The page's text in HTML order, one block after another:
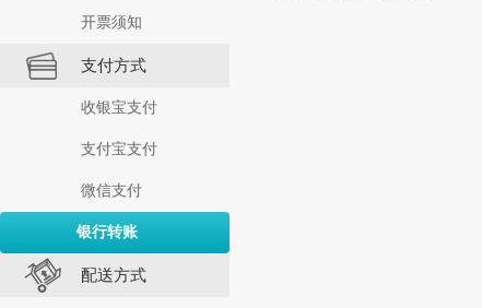
开票须知
支付方式
收银宝支付
支付宝支付
微信支付
银行转账
配送方式